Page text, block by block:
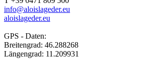
info@aloislageder.eu
aloislageder.eu
GPS - Daten:
Breitengrad: 46.288268
Längengrad: 11.209931